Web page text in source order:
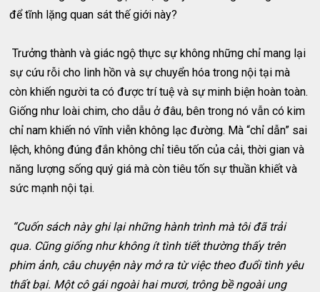
để tĩnh lặng quan sát thế giới này?
Trưởng thành và giác ngộ thực sự không những chỉ mang lại
sự cứu rỗi cho linh hồn và sự chuyển hóa trong nội tại mà
còn khiến người ta có được trí tuệ và sự minh biện hoàn toàn.
Giống như loài chim, cho dẫu ở đâu, bên trong nó vẫn có kim
chỉ nam khiến nó vĩnh viễn không lạc đường. Mà “chỉ dẫn” sai
lệch, không đúng đắn không chỉ tiêu tốn của cải, thời gian và
năng lượng sống quý giá mà còn tiêu tốn sự thuần khiết và
sức mạnh nội tại.
“Cuốn sách này ghi lại những hành trình mà tôi đã trải
qua. Cũng giống như không ít tình tiết thường thấy trên
phim ảnh, câu chuyện này mở ra từ việc theo đuổi tình yêu
thất bại. Một cô gái ngoài hai mươi, trông bề ngoài ung